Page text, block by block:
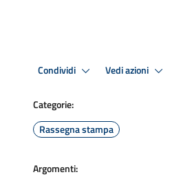
Condividi Vedi azioni
Categorie:
Rassegna stampa
Argomenti: